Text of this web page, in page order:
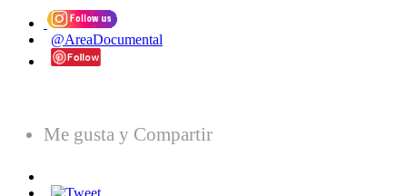
@AreaDocumental
Me gusta y Compartir